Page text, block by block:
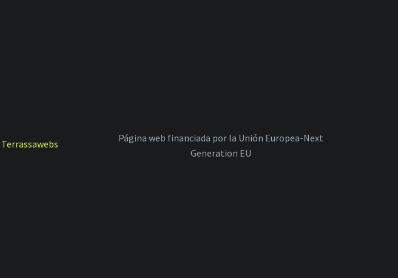
Terrassawebs
Página web financiada por la Unión Europea-Next
Generation EU